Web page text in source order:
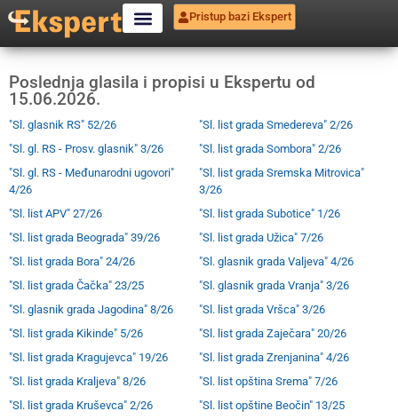
Pristup bazi Ekspert
Poslednja glasila i propisi u Ekspertu od
15.06.2026.
"Sl. glasnik RS" 52/26
"Sl. gl. RS - Prosv. glasnik" 3/26
"Sl. gl. RS - Međunarodni ugovori"
4/26
"Sl. list APV" 27/26
"Sl. list grada Beograda" 39/26
"Sl. list grada Bora" 24/26
"Sl. list grada Čačka" 23/25
"Sl. glasnik grada Jagodina" 8/26
"Sl. list grada Kikinde" 5/26
"Sl. list grada Kragujevca" 19/26
"Sl. list grada Kraljeva" 8/26
"Sl. list grada Kruševca" 2/26
"Sl. list grada Smedereva" 2/26
"Sl. list grada Sombora" 2/26
"Sl. list grada Sremska Mitrovica"
3/26
"Sl. list grada Subotice" 1/26
"Sl. list grada Užica" 7/26
"Sl. glasnik grada Valjeva" 4/26
"Sl. glasnik grada Vranja" 3/26
"Sl. list grada Vršca" 3/26
"Sl. list grada Zaječara" 20/26
"Sl. list grada Zrenjanina" 4/26
"Sl. list opština Srema" 7/26
"Sl. list opštine Beočin" 13/25